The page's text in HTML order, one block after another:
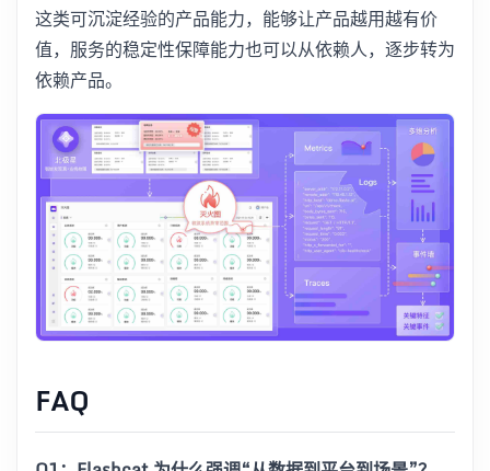
这类可沉淀经验的产品能力，能够让产品越用越有价
值，服务的稳定性保障能力也可以从依赖人，逐步转为
依赖产品。
FAQ